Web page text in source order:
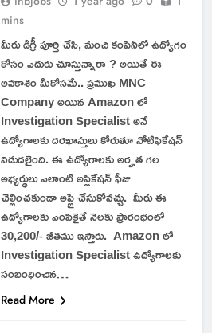
mins
మీరు డిగ్రీ పూర్తి చేసి, మంచి కంపెనీలో ఉద్యోగం
కోసం ఎదురు చూస్తున్నారా ? అయితే ఈ
అవకాశం మీకోసమే.. ప్రముఖ MNC
Company అయిన Amazon లో
Investigation Specialist అనే
ఉద్యోగాలకు దరఖాస్తులు కోరుతూ నోటిఫికేషన్
విడుదలైంది. ఈ ఉద్యోగాలకు అర్హత గల
అభ్యర్థులు ఎలాంటి అప్లికేషన్ ఫీజు
చెల్లించకుండా అప్లై చేసుకోవచ్చు. మీరు ఈ
ఉద్యోగాలకు ఎంపికైతే నెలకు ప్రారంభంలో
30,200/- జీతము ఇస్తారు. Amazon లో
Investigation Specialist ఉద్యోగాలకు
సంబంధించిన…
Read More